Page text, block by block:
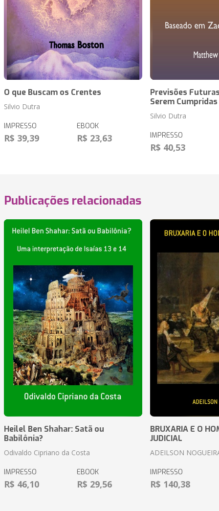
O que Buscam os Crentes
Silvio Dutra
IMPRESSO
R$ 39,39
EBOOK
R$ 23,63
Previsões
Serem Cumpridas
Silvio Dutra
IMPRESSO
R$ 40,53
Publicações relacionadas
Heilel Ben Shahar: Satã ou
Babilônia?
Odivaldo Cipriano da Costa
IMPRESSO
R$ 46,10
EBOOK
R$ 29,56
BRUXARIA E O
JUDICIAL
ADEILSON
IMPRESSO
R$ 140,38